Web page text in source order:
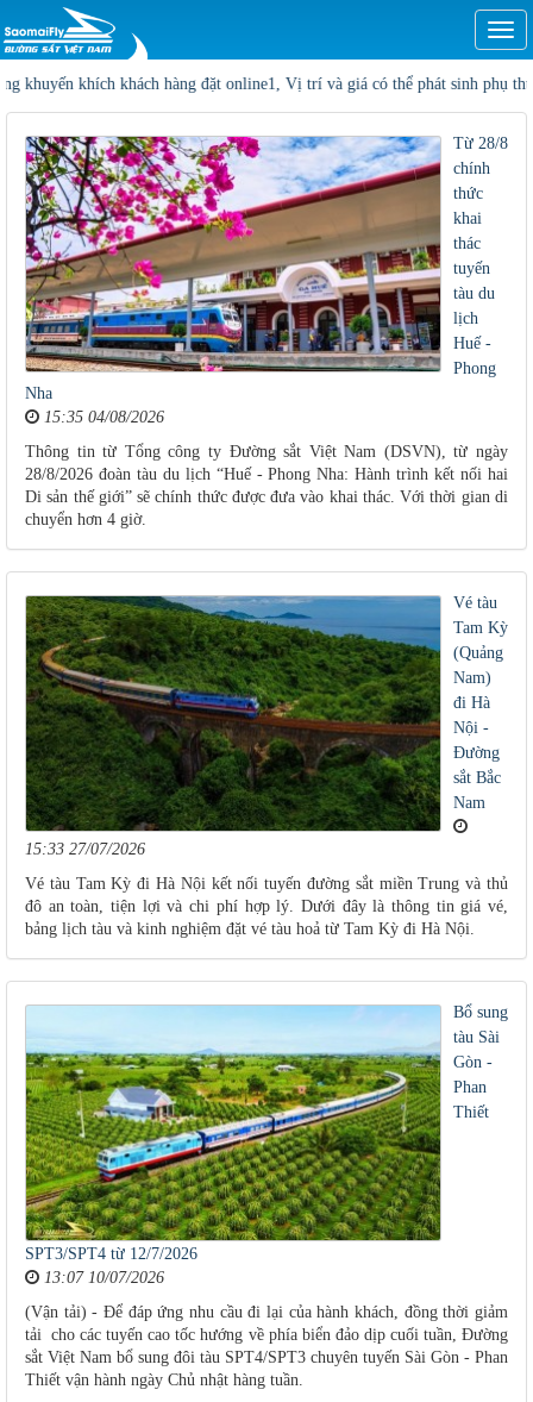
hàng đặt online1, Vị trí và giá có thể phát sinh phụ thu, số lượng vé
Từ 28/8
chính
thức
khai
thác
tuyến
tàu du
lịch
Huế -
Phong
Nha
15:35 04/08/2026
Thông tin từ Tổng công ty Đường sắt Việt Nam (DSVN), từ ngày
28/8/2026 đoàn tàu du lịch “Huế - Phong Nha: Hành trình kết nối hai
Di sản thế giới” sẽ chính thức được đưa vào khai thác. Với thời gian di
chuyển hơn 4 giờ.
Vé tàu
Tam Kỳ
(Quảng
Nam)
đi Hà
Nội -
Đường
sắt Bắc
Nam
15:33 27/07/2026
Vé tàu Tam Kỳ đi Hà Nội kết nối tuyến đường sắt miền Trung và thủ
đô an toàn, tiện lợi và chi phí hợp lý. Dưới đây là thông tin giá vé,
bảng lịch tàu và kinh nghiệm đặt vé tàu hoả từ Tam Kỳ đi Hà Nội.
Bổ sung
tàu Sài
Gòn -
Phan
Thiết
SPT3/SPT4 từ 12/7/2026
13:07 10/07/2026
(Vận tải) - Để đáp ứng nhu cầu đi lại của hành khách, đồng thời giảm
tải cho các tuyến cao tốc hướng về phía biển đảo dịp cuối tuần, Đường
sắt Việt Nam bổ sung đôi tàu SPT4/SPT3 chuyên tuyến Sài Gòn - Phan
Thiết vận hành ngày Chủ nhật hàng tuần.